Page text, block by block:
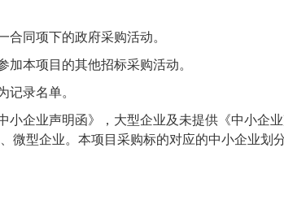
同项下的政府采购活动。
本项目的其他招标采购活动。
记录名单。
企业声明函》，大型企业及未提供《中小企
型企业。本项目采购标的对应的中小企业划